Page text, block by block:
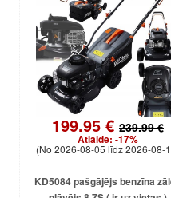
199.95 € 239.99 €
Atlaide: -17%
(No 2026-08-05 līdz 2026-08-
KD5084 pašgājējs benzīna